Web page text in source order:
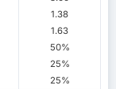
1.38
1.63
50%
25%
25%